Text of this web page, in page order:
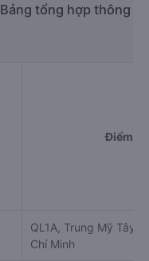
Bảng tổng hợp thông
Điểm đi
QL1A, Trung Mỹ Tây,
Chí Minh